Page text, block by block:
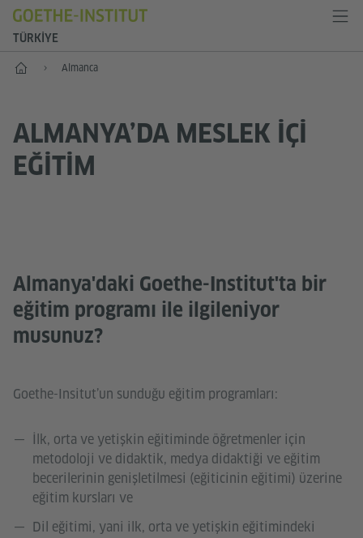
TÜRKIYE
Anasayfa Almanca
ALMANYA’DA MESLEK IÇI
EĞITIM
Almanya'daki Goethe-Institut'ta bir
eğitim programı ile ilgileniyor
musunuz?
Goethe-Insitut’un sunduğu eğitim programları:
İlk, orta ve yetişkin eğitiminde öğretmenler için
metodoloji ve didaktik, medya didaktiği ve eğitim
becerilerinin genişletilmesi (eğiticinin eğitimi) üzerine
eğitim kursları ve
Dil eğitimi, yani ilk, orta ve yetişkin eğitimindeki